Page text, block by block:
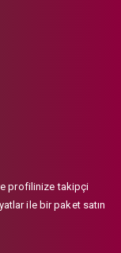
profilinize takipçi
ile bir paket satın